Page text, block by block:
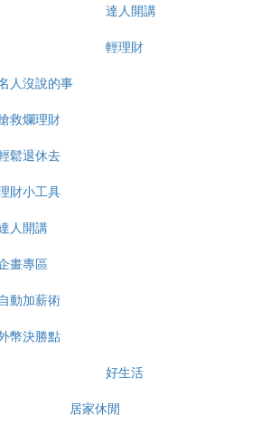
達人開講
輕理財
人沒說的事
救爛理財
鬆退休去
財小工具
人開講
畫專區
動加薪術
幣決勝點
好生活
居家休閒